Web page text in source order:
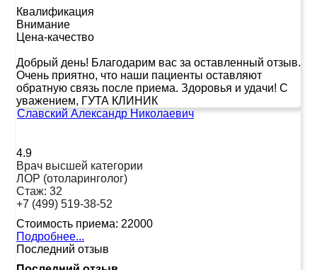
Квалификация
Внимание
Цена-качество
Добрый день! Благодарим вас за оставленный отзыв.
Очень приятно, что наши пациенты оставляют
обратную связь после приема. Здоровья и удачи! С
уважением, ГУТА КЛИНИК
Славский Александр Николаевич
4.9
Врач высшей категории
ЛОР (отоларинголог)
Стаж: 32
+7 (499) 519-38-52
Стоимость приема: 22000
Подробнее...
Последний отзыв